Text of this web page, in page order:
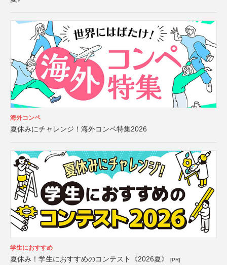
海外コンペ
夏休みにチャレンジ！海外コンペ特集2026
学生におすすめ
夏休み！学生におすすめのコンテスト《2026夏》 [PR]